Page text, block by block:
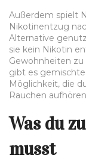
Außerdem spielt
Nikotinentzug
Alternative
sie kein Nikotin
Gewohnheiten zu
gibt es gemischte
Möglichkeit, die
Rauchen
Was du
musst